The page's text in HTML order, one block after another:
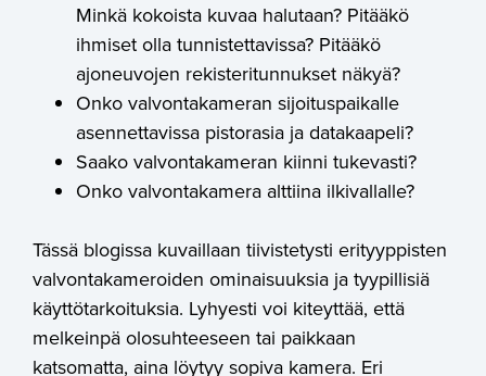
Minkä kokoista kuvaa halutaan? Pitääkö
ihmiset olla tunnistettavissa? Pitääkö
ajoneuvojen rekisteritunnukset näkyä?
Onko valvontakameran sijoituspaikalle
asennettavissa pistorasia ja datakaapeli?
Saako valvontakameran kiinni tukevasti?
Onko valvontakamera alttiina ilkivallalle?
Tässä blogissa kuvaillaan tiivistetysti erityyppisten
valvontakameroiden ominaisuuksia ja tyypillisiä
käyttötarkoituksia. Lyhyesti voi kiteyttää, että
melkeinpä olosuhteeseen tai paikkaan
katsomatta, aina löytyy sopiva kamera. Eri